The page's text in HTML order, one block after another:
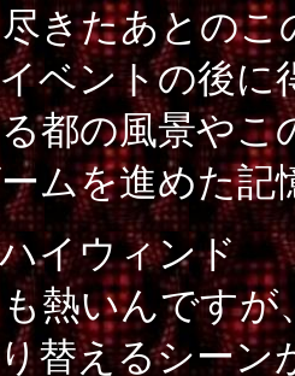
きたあとのこ
ベントの後
都の風景や
ムを進めた記
イウィンド
熱いんです
替えるシー